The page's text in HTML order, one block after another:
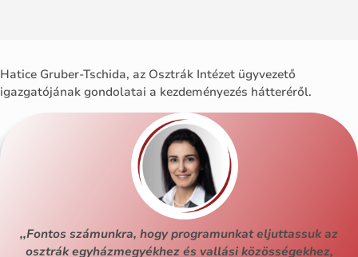
Hatice Gruber-Tschida, az Osztrák Intézet ügyvezető
igazgatójának gondolatai a kezdeményezés hátteréről.
,,Fontos számunkra, hogy programunkat eljuttassuk az
osztrák egyházmegyékhez és vallási közösségekhez,